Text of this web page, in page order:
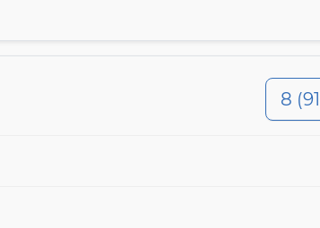
8